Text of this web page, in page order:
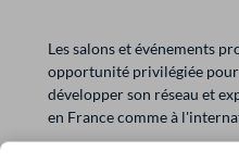
Les salons et événements
opportunité privilégiée
développer son réseau et
en France comme à